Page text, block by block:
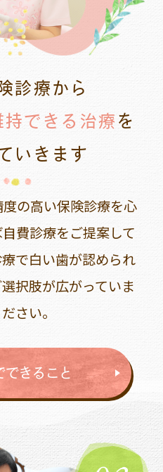
診療から
できる治療 を
いきます
の高い保険診療を心
費診療をご提案して
で白い歯が認められ
択肢が広がっていま
さい。
できること